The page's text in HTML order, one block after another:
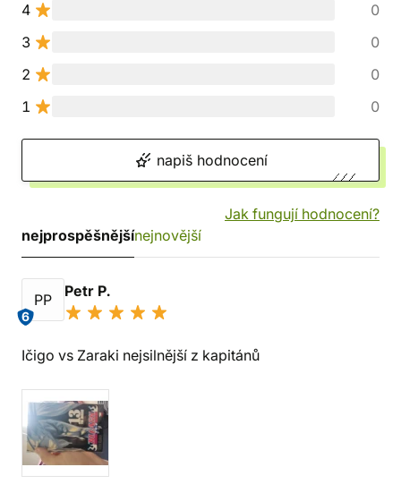
4
0
3
0
2
0
1
0
napiš hodnocení
Jak fungují hodnocení?
nejprospěšnějšínejnovější
PP
6
Petr P.
Ičigo vs Zaraki nejsilnější z kapitánů